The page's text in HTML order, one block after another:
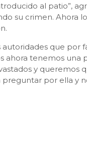
al patio”,
su crimen. Ahora
autoridades que
ahora tenemos una
y queremos
por ella y